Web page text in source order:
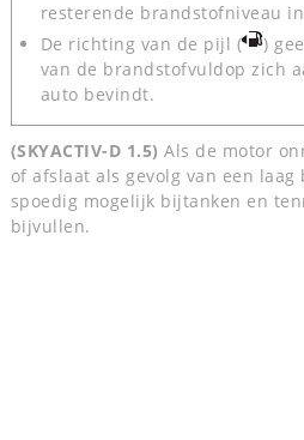
resterende brandstofniveau
De richting van de pijl (
)
van de brandstofvuldop zich
auto bevindt.
(SKYACTIV-D 1.5)Als de motor
of afslaat als gevolg van een
spoedig mogelijk bijtanken en
bijvullen.